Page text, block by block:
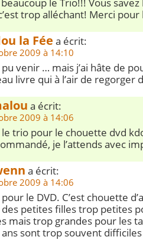
trop alléchant! Merci pour
la Fée a écrit:
2009 à 14:10
pu venir … mais j’ai hâte de
livre qui à l’air de regorger
a écrit:
2009 à 14:06
trio pour le chouette dvd
je l’attends avec
a écrit:
2009 à 14:06
le DVD. C’est chouette
petites filles trop petites
mais trop grandes pour les
sont trop souvent